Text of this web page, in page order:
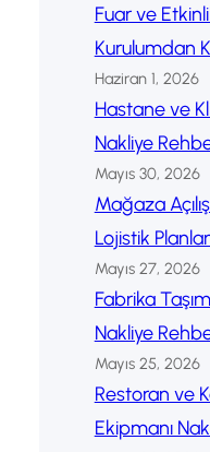
Fuar ve
Kurulumdan
Haziran 1, 2026
Hastane ve
Nakliye
Mayıs 30, 2026
Mağaza
Lojistik
Mayıs 27, 2026
Fabrika
Nakliye
Mayıs 25, 2026
Restoran ve
Ekipmanı